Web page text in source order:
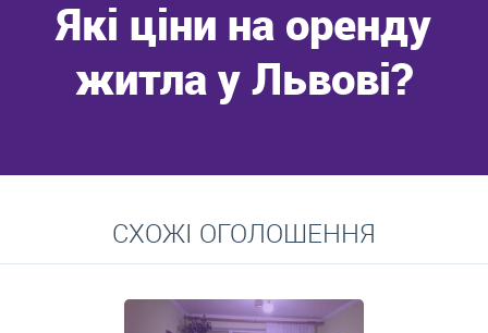
Які ціни на оренду
житла у Львові?
Середні ціни на довготривалу оренду квартир, особняків,
кімнат
СХОЖІ ОГОЛОШЕННЯ